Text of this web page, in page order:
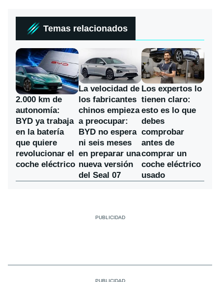
Temas relacionados
2.000 km de
autonomía:
BYD ya trabaja
en la batería
que quiere
revolucionar el
coche eléctrico
La velocidad de
los fabricantes
chinos empieza
a preocupar:
BYD no espera
ni seis meses
en preparar una
nueva versión
del Seal 07
Los expertos lo
tienen claro:
esto es lo que
debes
comprobar
antes de
comprar un
coche eléctrico
usado